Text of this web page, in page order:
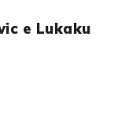
e Lukaku